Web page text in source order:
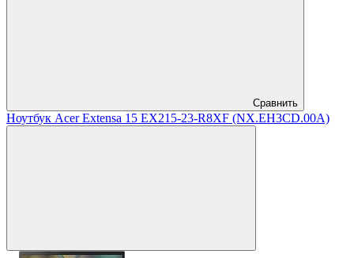
Сравнить
Ноутбук Acer Extensa 15 EX215-23-R8XF (NX.EH3CD.00A)